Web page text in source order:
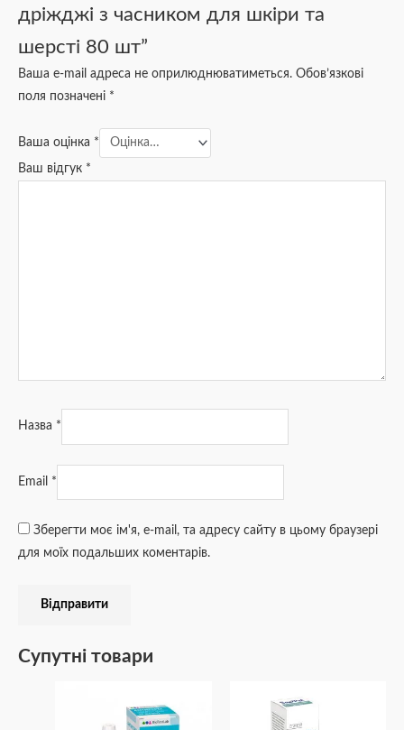
дріжджі з часником для шкіри та
шерсті 80 шт”
Ваша e-mail адреса не оприлюднюватиметься. Обов’язкові
поля позначені *
Ваша оцінка *
Ваш відгук *
Назва *
Email *
Зберегти моє ім'я, e-mail, та адресу сайту в цьому браузері
для моїх подальших коментарів.
Супутні товари